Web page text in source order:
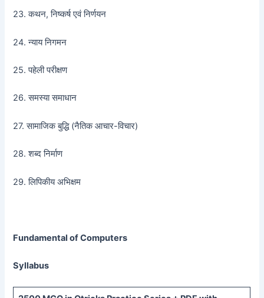
23. कथन, निष्कर्ष एवं निर्णयन
24. न्याय निगमन
25. पहेली परीक्षण
26. समस्या समाधान
27. सामाजिक बुद्धि (नैतिक आचार-विचार)
28. शब्द निर्माण
29. लिपिकीय अभिक्षम
Fundamental of Computers
Syllabus